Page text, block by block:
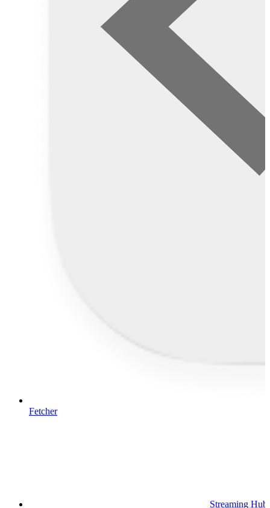
Fetcher
Streaming Hub